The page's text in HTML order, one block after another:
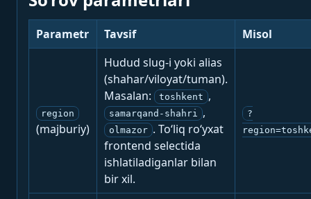
Parametr Tavsif Misol
region
(majburiy)
Hudud slug-i yoki alias
(shahar/viloyat/tuman).
Masalan:
toshkent ,
samarqand-shahri ,
olmazor . To‘liq ro‘yxat
frontend selectida
ishlatiladiganlar bilan
bir xil.
?